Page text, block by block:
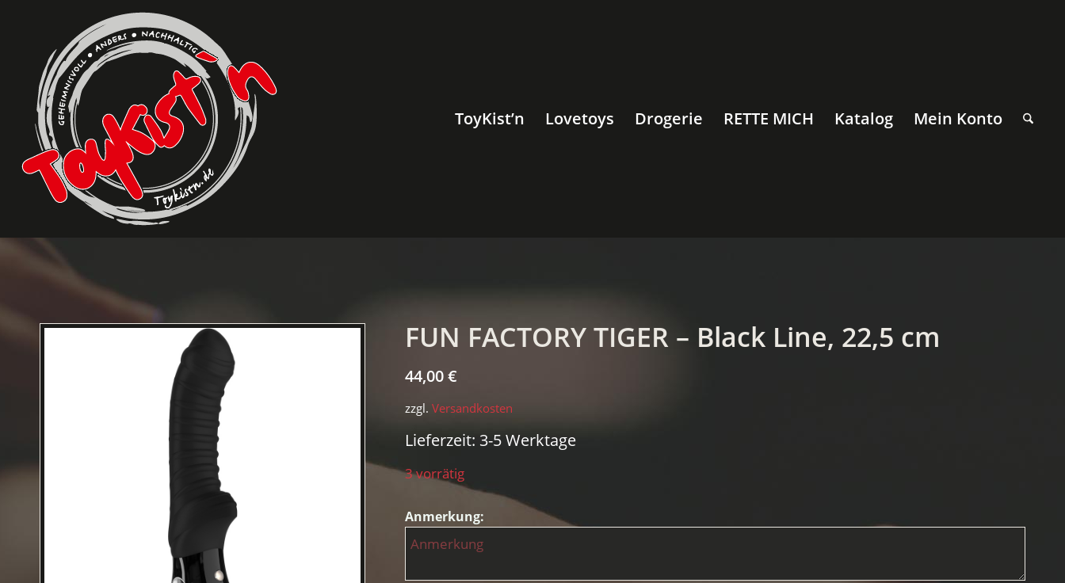
ToyKist’n Lovetoys Drogerie RETTE MICH Katalog Mein Konto
FUN FACTORY TIGER – Black Line, 22,5 cm
44,00€
zzgl. Versandkosten
Lieferzeit: 3-5 Werktage
3 vorrätig
Anmerkung: